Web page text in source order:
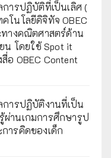
การปฏิบัติที่เป็นเลิศ (
โนโลยีดิจิทัจ OBEC
างคณิตศาสตร์ด้าน
น โดยใช้ Spot it
อ OBEC Content
การปฏิบัติงานที่เป็น
ผ่านเกมการศึกษารูป
ารคิดของเด็ก